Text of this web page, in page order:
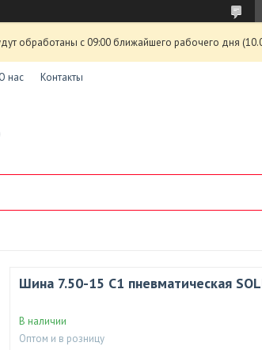
обработаны с 09:00 ближайшего рабочего дня
О нас Контакты
Шина 7.50-15 С1 пневматическая
В наличии
Оптом и в розницу